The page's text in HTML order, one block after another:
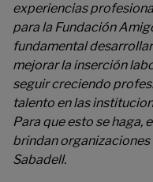
experiencias
para la Fundación
fundamental
mejorar la inserción
seguir creciendo
talento en las
Para que esto se haga,
brindan
Sabadell.